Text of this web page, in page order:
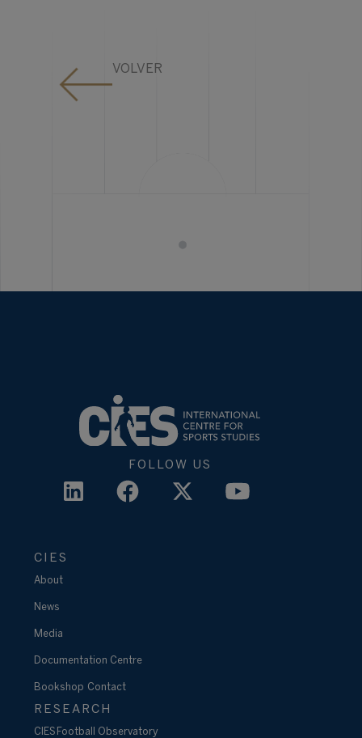
VOLVER
FOLLOW US
CIES
About
News
Media
Documentation Centre
Bookshop Contact
RESEARCH
CIES Football Observatory